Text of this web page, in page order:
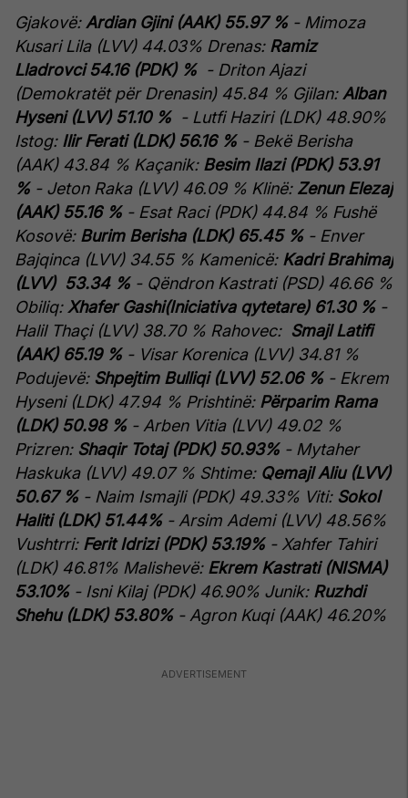
Gjakovë: Ardian Gjini (AAK) 55.97 %- Mimoza
Kusari Lila (LVV) 44.03% Drenas: Ramiz
Lladrovci 54.16 (PDK) %- Driton Ajazi
(Demokratët për Drenasin) 45.84 % Gjilan: Alban
Hyseni (LVV) 51.10 %- Lutfi Haziri (LDK) 48.90%
Istog: Ilir Ferati (LDK) 56.16 %- Bekë Berisha
(AAK) 43.84 % Kaçanik: Besim Ilazi (PDK) 53.91
%- Jeton Raka (LVV) 46.09 % Klinë: Zenun Elezaj
(AAK) 55.16 %- Esat Raci (PDK) 44.84 % Fushë
Kosovë: Burim Berisha (LDK) 65.45 %- Enver
Bajqinca (LVV) 34.55 % Kamenicë: Kadri Brahimaj
(LVV) 53.34 %- Qëndron Kastrati (PSD) 46.66 %
Obiliq: Xhafer Gashi(Iniciativa qytetare) 61.30 %-
Halil Thaçi (LVV) 38.70 % Rahovec: Smajl Latifi
(AAK) 65.19 %- Visar Korenica (LVV) 34.81 %
Podujevë: Shpejtim Bulliqi (LVV) 52.06 %- Ekrem
Hyseni (LDK) 47.94 % Prishtinë: Përparim Rama
(LDK) 50.98 %- Arben Vitia (LVV) 49.02 %
Prizren: Shaqir Totaj (PDK) 50.93%- Mytaher
Haskuka (LVV) 49.07 % Shtime: Qemajl Aliu (LVV)
50.67 %- Naim Ismajli (PDK) 49.33% Viti: Sokol
Haliti (LDK) 51.44%- Arsim Ademi (LVV) 48.56%
Vushtrri: Ferit Idrizi (PDK) 53.19%- Xahfer Tahiri
(LDK) 46.81% Malishevë: Ekrem Kastrati (NISMA)
53.10%- Isni Kilaj (PDK) 46.90% Junik: Ruzhdi
Shehu (LDK) 53.80%- Agron Kuqi (AAK) 46.20%